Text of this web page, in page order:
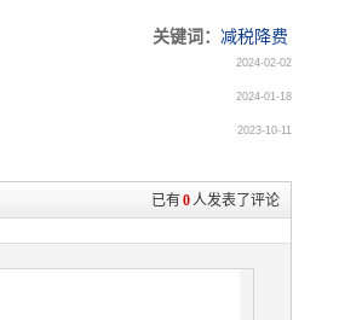
关键词： 减税降费
2024-02-02
2024-01-18
2023-10-11
已有0人发表了评论